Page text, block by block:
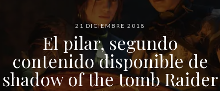
21 DICIEMBRE 2018
El pilar, segundo
contenido disponible de
shadow of the tomb Raider